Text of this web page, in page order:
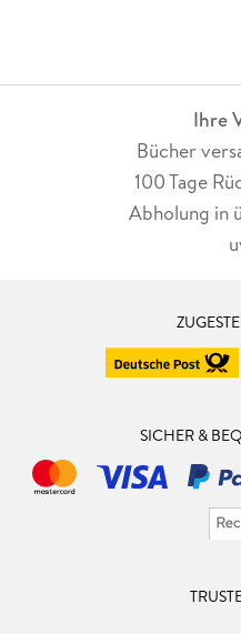
Ihre
Bücher
100 Tage
Abholung in
SICHER &